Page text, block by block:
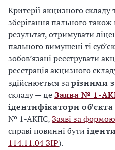
Критерії акцизного складу
зберігання пального також
результат, отримувати
пального вимушені ті
зобов’язані реєструвати
реєстрація акцизного
здійснюється зарізними
складу — цеЗаява № 1-
ідентифікатори
№ 1-АКПС,Заяві за
справі повинні бути
114.11.04 ЗІР).